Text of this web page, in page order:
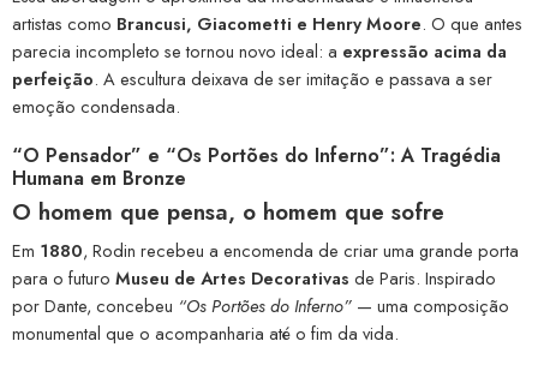
artistas como Brancusi, Giacometti e Henry Moore. O que antes
parecia incompleto se tornou novo ideal: a expressão acima da
perfeição. A escultura deixava de ser imitação e passava a ser
emoção condensada.
“O Pensador” e “Os Portões do Inferno”: A Tragédia
Humana em Bronze
O homem que pensa, o homem que sofre
Em 1880, Rodin recebeu a encomenda de criar uma grande porta
para o futuro Museu de Artes Decorativas de Paris. Inspirado
por Dante, concebeu “Os Portões do Inferno” — uma composição
monumental que o acompanharia até o fim da vida.